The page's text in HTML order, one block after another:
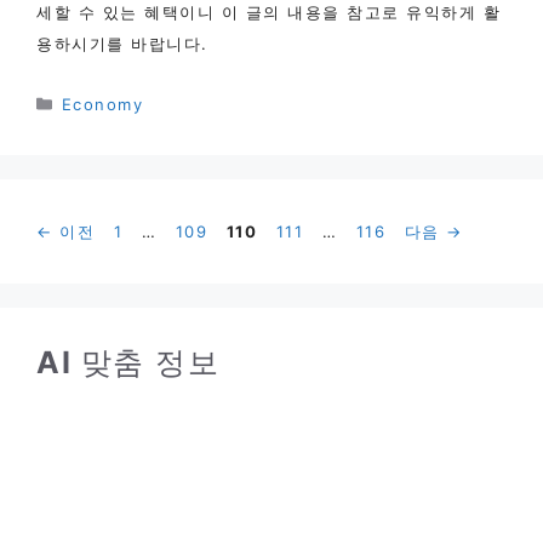
세할 수 있는 혜택이니 이 글의 내용을 참고로 유익하게 활
용하시기를 바랍니다.
카
Economy
← 이전
페
1 …
페
109
페
110
페
111 …
페
116 다음 →
AI 맞춤 정보